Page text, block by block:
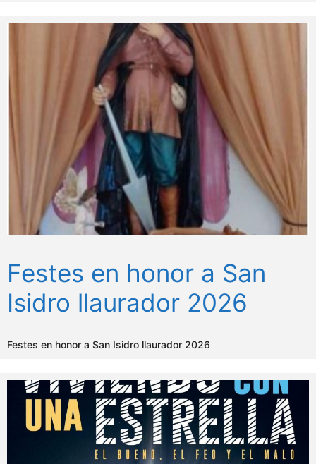
Festes en honor a San
Isidro llaurador 2026
Festes en honor a San Isidro llaurador 2026